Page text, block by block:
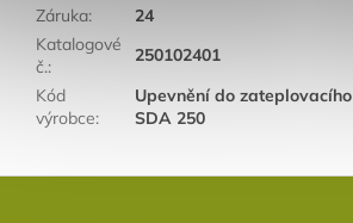
Záruka:
24
Katalogové
č.:
250102401
Kód
výrobce:
Upevnění do
SDA 250